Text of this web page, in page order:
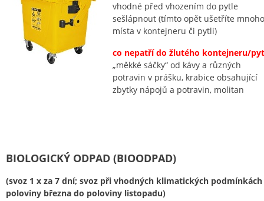
vhodné před vhozením do pytle
sešlápnout (tímto opět ušetříte mnoho
místa v kontejneru či pytli)
co nepatří do žlutého kontejneru/
„měkké sáčky“ od kávy a různých
potravin v prášku, krabice obsahující
zbytky nápojů a potravin, molitan
BIOLOGICKÝ ODPAD (BIOODPAD)
(svoz 1 x za 7 dní; svoz při vhodných klimatických
poloviny března do poloviny listopadu)